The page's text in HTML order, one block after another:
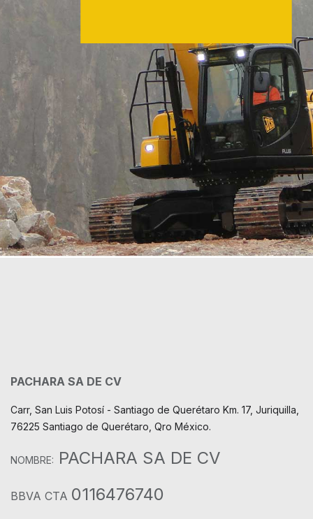
PACHARA SA DE CV
Carr, San Luis Potosí - Santiago de Querétaro Km. 17, Juriquilla,
76225 Santiago de Querétaro, Qro México.
NOMBRE: PACHARA SA DE CV
BBVA CTA 0116476740